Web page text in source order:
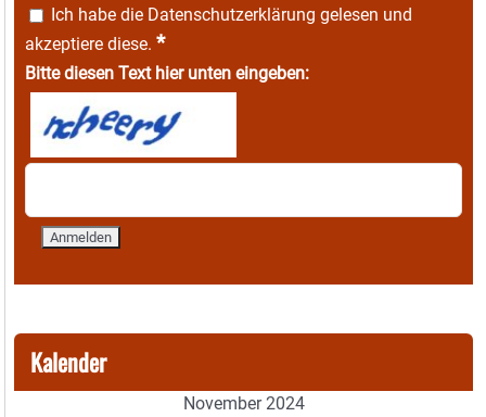
Ich habe die Datenschutzerklärung gelesen und
akzeptiere diese. *
Bitte diesen Text hier unten eingeben:
Kalender
November 2024